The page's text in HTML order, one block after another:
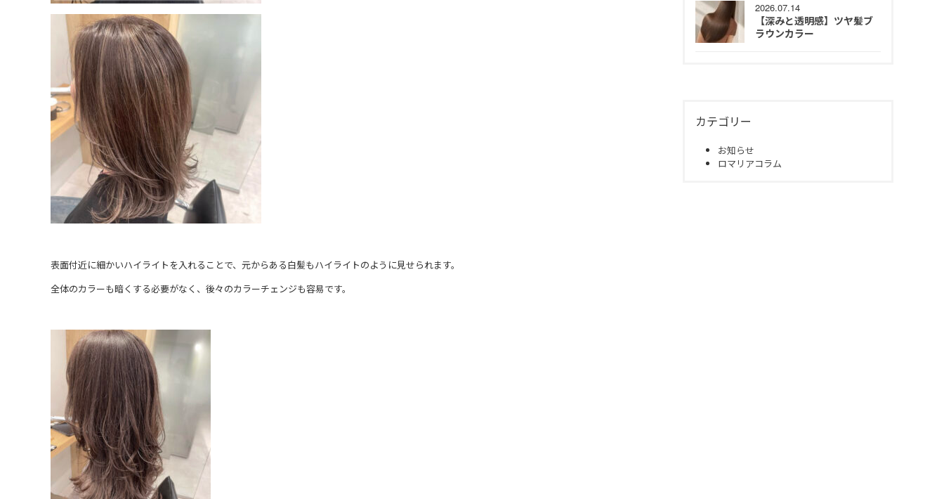
表面付近に細かいハイライトを入れることで、元からある白髪もハイライトのように見せられます。
全体のカラーも暗くする必要がなく、後々のカラーチェンジも容易です。
2026.07.14
【深みと透明感】ツヤ髪ブ
ラウンカラー
カテゴリー
お知らせ
ロマリアコラム